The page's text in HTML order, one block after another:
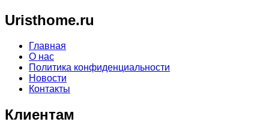
Uristhome.ru
Главная
О нас
Политика конфиденциальности
Новости
Контакты
Клиентам